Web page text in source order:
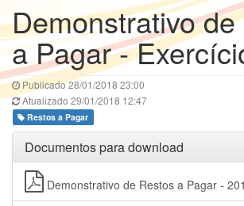
Demonstrativo
a Pagar -
Publicado 28/01/2018 23:00
Atualizado 29/01/2018 12:47
Restos a Pagar
Documentos para download
Demonstrativo de Restos a Pagar -